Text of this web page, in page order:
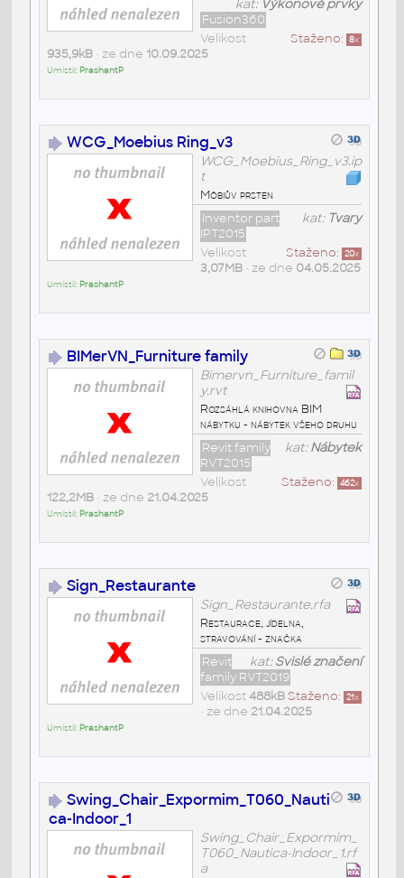
kat: Výkonové prvky
Fusion360
Staženo: 8x
Velikost
935,9kB• ze dne 10.09.2025
Umístil: PrashantP
WCG_Moebius Ring_v3
WCG_Moebius_Ring_v3.ip
t
Möbiův prsten
kat: Tvary
Inventor part
IPT2015
Staženo: 20x
Velikost
3,07MB• ze dne 04.05.2025
Umístil: PrashantP
BIMerVN_Furniture family
Bimervn_Furniture_famil
y.rvt
Rozsáhlá knihovna BIM
nábytku - nábytek všeho druhu
kat:Nábytek
Revit family
RVT2015
Staženo: 462x
Velikost
122,2MB• ze dne 21.04.2025
Umístil: PrashantP
Sign_Restaurante
Sign_Restaurante.rfa
Restaurace, jídelna,
stravování - značka
kat:Svislé značení
Revit
family RVT2019
Staženo: 21x
Velikost 488kB
• ze dne 21.04.2025
Umístil: PrashantP
Swing_Chair_Expormim_T060_Nauti
ca-Indoor_1
Swing_Chair_Expormim_
T060_Nautica-Indoor_1.rf
a